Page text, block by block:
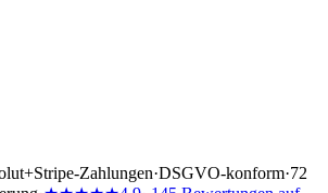
+Stripe-Zahlungen·DSGVO-konform·72